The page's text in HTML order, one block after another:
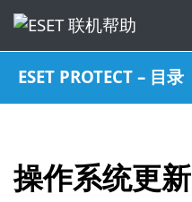
ESET PROTECT – 目录
操作系统更新